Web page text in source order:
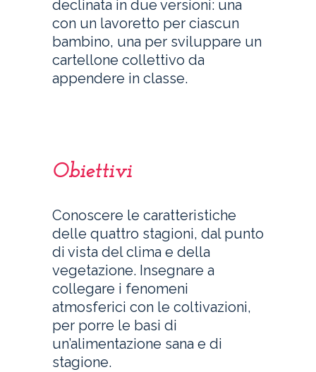
declinata in due versioni: una
con un lavoretto per ciascun
bambino, una per sviluppare un
cartellone collettivo da
appendere in classe.
Obiettivi
Conoscere le caratteristiche
delle quattro stagioni, dal punto
di vista del clima e della
vegetazione. Insegnare a
collegare i fenomeni
atmosferici con le coltivazioni,
per porre le basi di
un’alimentazione sana e di
stagione.